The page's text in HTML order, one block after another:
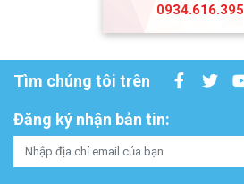
0934.616.395
Tìm chúng tôi trên
Đăng ký nhận bản tin: